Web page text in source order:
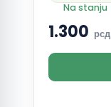
Na stanju
1.300 рсд